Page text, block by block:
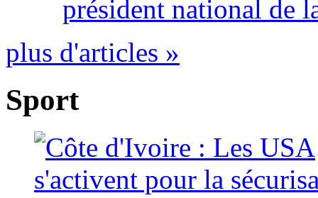
président national de
plus d'articles »
Sport